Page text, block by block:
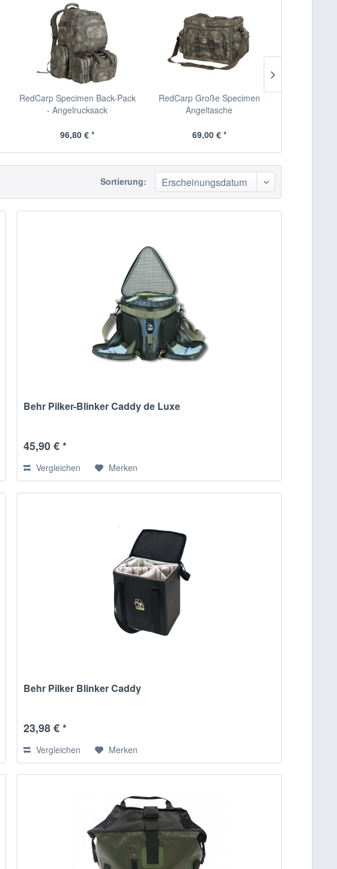
RedCarp Specimen Back-Pack
- Angelrucksack
96,80 € *
RedCarp Große Specimen
Angeltasche
69,00 € *
Sortierung:
Behr Pilker-Blinker Caddy de Luxe
45,90 € *
Vergleichen Merken
Behr Pilker Blinker Caddy
23,98 € *
Vergleichen Merken